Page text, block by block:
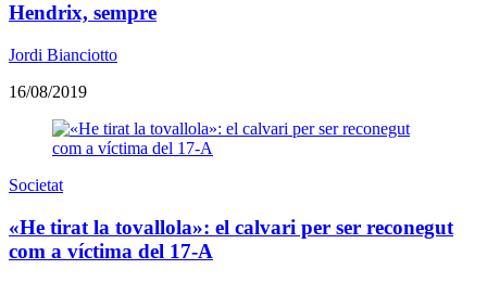
Hendrix, sempre
Jordi Bianciotto
16/08/2019
Societat
«He tirat la tovallola»: el calvari per ser reconegut
com a víctima del 17-A